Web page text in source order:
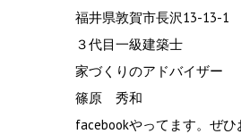
福井県敦賀市長沢13-13-1
３代目一級建築士
家づくりのアドバイザー
篠原 秀和
facebookやってます。ぜひ